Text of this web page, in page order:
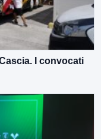
I convocati